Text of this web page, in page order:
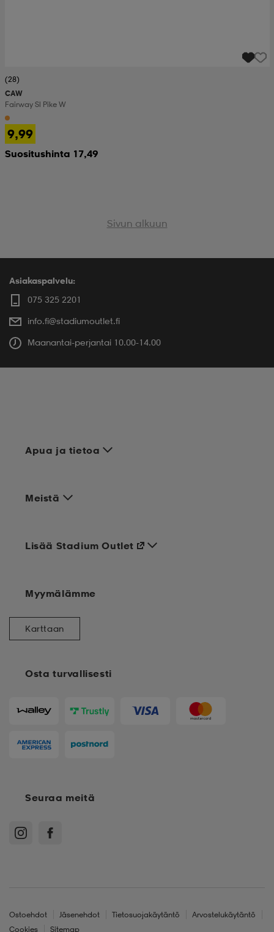
(28)
CAW
Fairway Sl Pike W
9,99
Suositushinta 17,49
Sivun alkuun
Asiakaspalvelu:
075 325 2201
info.fi@stadiumoutlet.fi
Maanantai-perjantai 10.00-14.00
Apua ja tietoa
Meistä
Osta turvallisesti
Lisää Stadium Outlet
Myymälämme
Karttaan
Seuraa meitä
Ostoehdot Jäsenehdot Tietosuojakäytäntö
Arvostelukäytäntö
Cookies
Sitemap